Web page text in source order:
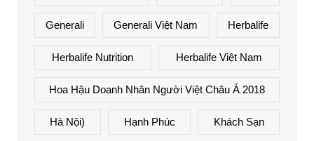
Generali Generali Việt Nam Herbalife
Herbalife Nutrition Herbalife Việt Nam
Hoa Hậu Doanh Nhân Người Việt Châu Á 2018
Hà Nội) Hạnh Phúc Khách Sạn